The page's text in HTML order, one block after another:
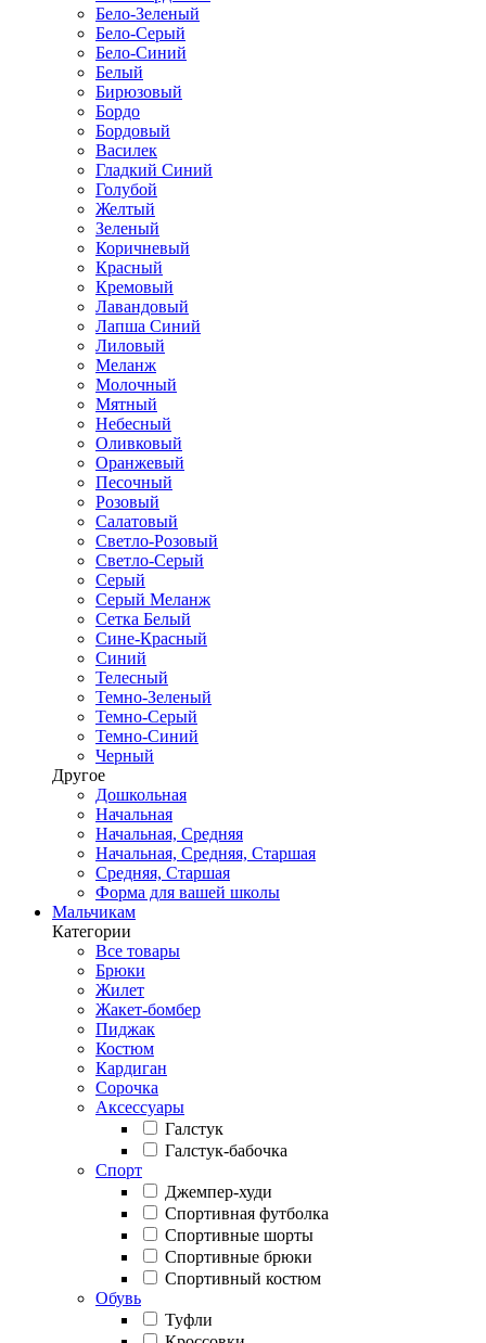
Бело-Зеленый
Бело-Серый
Бело-Синий
Белый
Бирюзовый
Бордо
Бордовый
Василек
Гладкий Синий
Голубой
Желтый
Зеленый
Коричневый
Красный
Кремовый
Лавандовый
Лапша Синий
Лиловый
Меланж
Молочный
Мятный
Небесный
Оливковый
Оранжевый
Песочный
Розовый
Салатовый
Светло-Розовый
Светло-Серый
Серый
Серый Меланж
Сетка Белый
Сине-Красный
Синий
Телесный
Темно-Зеленый
Темно-Серый
Темно-Синий
Черный
Другое
Дошкольная
Начальная
Начальная, Средняя
Начальная, Средняя, Старшая
Средняя, Старшая
Форма для вашей школы
Мальчикам
Категории
Все товары
Брюки
Жилет
Жакет-бомбер
Пиджак
Костюм
Кардиган
Сорочка
Аксессуары
Галстук
Галстук-бабочка
Спорт
Джемпер-худи
Спортивная футболка
Спортивные шорты
Спортивные брюки
Спортивный костюм
Обувь
Туфли